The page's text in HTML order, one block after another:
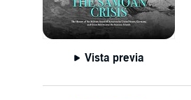
Vista previa